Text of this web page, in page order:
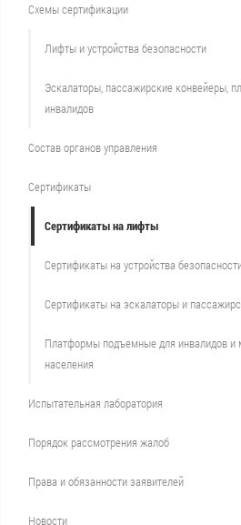
Схемы сертификации
Лифты и устройства безопасности
Эскалаторы, пассажирские конвейеры,
инвалидов
Состав органов управления
Сертификаты
Сертификаты на лифты
Сертификаты на устройства
Сертификаты на эскалаторы и
Платформы подъемные для инвалидов и
населения
Испытательная лаборатория
Порядок рассмотрения жалоб
Права и обязанности заявителей
Новости